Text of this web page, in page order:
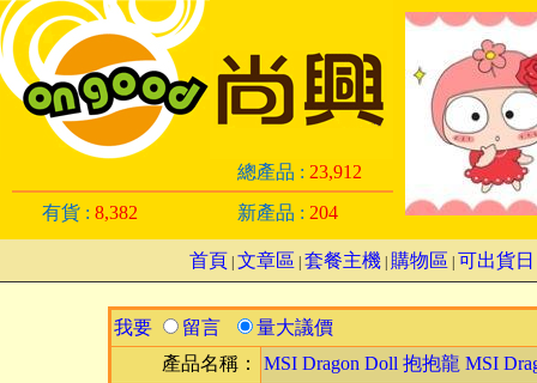
總產品 : 23,912
有貨 : 8,382 新產品 : 204
首頁 文章區 套餐主機| 購物區 可出貨日
我要 留言
量大議價
產品名稱：
MSI Dragon Doll 抱抱龍 MSI